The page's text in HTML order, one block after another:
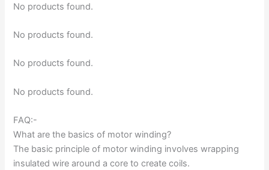
No products found.
No products found.
No products found.
No products found.
FAQ:-
What are the basics of motor winding?
The basic principle of motor winding involves wrapping
insulated wire around a core to create coils.